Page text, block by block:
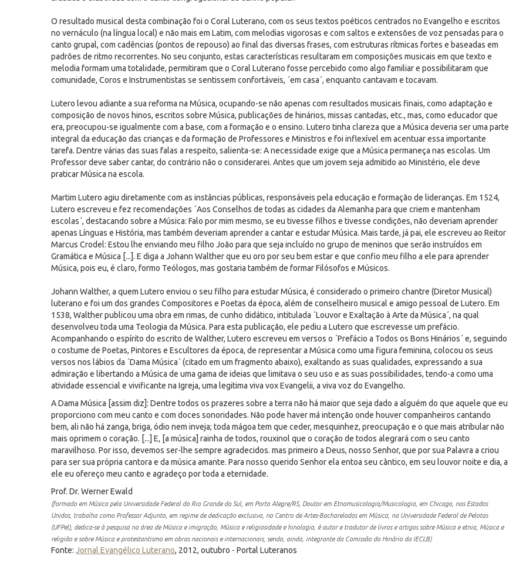
O resultado musical desta combinação foi o Coral Luterano, com os seus textos poéticos centrados no Evangelho e escritos
no vernáculo (na língua local) e não mais em Latim, com melodias vigorosas e com saltos e extensões de voz pensadas para o
canto grupal, com cadências (pontos de repouso) ao final das diversas frases, com estruturas rítmicas fortes e baseadas em
padrões de ritmo recorrentes. No seu conjunto, estas características resultaram em composições musicais em que texto e
melodia formam uma totalidade, permitiram que o Coral Luterano fosse percebido como algo familiar e possibilitaram que
comunidade, Coros e Instrumentistas se sentissem confortáveis, ´em casa´, enquanto cantavam e tocavam.
Lutero levou adiante a sua reforma na Música, ocupando-se não apenas com resultados musicais finais, como adaptação e
composição de novos hinos, escritos sobre Música, publicações de hinários, missas cantadas, etc., mas, como educador que
era, preocupou-se igualmente com a base, com a formação e o ensino. Lutero tinha clareza que a Música deveria ser uma parte
integral da educação das crianças e da formação de Professores e Ministros e foi inflexível em acentuar essa importante
tarefa. Dentre várias das suas falas a respeito, salienta-se: A necessidade exige que a Música permaneça nas escolas. Um
Professor deve saber cantar, do contrário não o considerarei. Antes que um jovem seja admitido ao Ministério, ele deve
praticar Música na escola.
Martim Lutero agiu diretamente com as instâncias públicas, responsáveis pela educação e formação de lideranças. Em 1524,
Lutero escreveu e fez recomendações ´Aos Conselhos de todas as cidades da Alemanha para que criem e mantenham
escolas´, destacando sobre a Música: Falo por mim mesmo, se eu tivesse filhos e tivesse condições, não deveriam aprender
apenas Línguas e História, mas também deveriam aprender a cantar e estudar Música. Mais tarde, já pai, ele escreveu ao Reitor
Marcus Crodel: Estou lhe enviando meu filho João para que seja incluído no grupo de meninos que serão instruídos em
Gramática e Música [...]. E diga a Johann Walther que eu oro por seu bem estar e que confio meu filho a ele para aprender
Música, pois eu, é claro, formo Teólogos, mas gostaria também de formar Filósofos e Músicos.
Johann Walther, a quem Lutero enviou o seu filho para estudar Música, é considerado o primeiro chantre (Diretor Musical)
luterano e foi um dos grandes Compositores e Poetas da época, além de conselheiro musical e amigo pessoal de Lutero. Em
1538, Walther publicou uma obra em rimas, de cunho didático, intitulada ´Louvor e Exaltação à Arte da Música´, na qual
desenvolveu toda uma Teologia da Música. Para esta publicação, ele pediu a Lutero que escrevesse um prefácio.
Acompanhando o espírito do escrito de Walther, Lutero escreveu em versos o ´Prefácio a Todos os Bons Hinários´ e, seguindo
o costume de Poetas, Pintores e Escultores da época, de representar a Música como uma figura feminina, colocou os seus
versos nos lábios da ´Dama Música´ (citado em um fragmento abaixo), exaltando as suas qualidades, expressando a sua
admiração e libertando a Música de uma gama de ideias que limitava o seu uso e as suas possibilidades, tendo-a como uma
atividade essencial e vivificante na Igreja, uma legitima viva vox Evangelii, a viva voz do Evangelho.
A Dama Música [assim diz]: Dentre todos os prazeres sobre a terra não há maior que seja dado a alguém do que aquele que eu
proporciono com meu canto e com doces sonoridades. Não pode haver má intenção onde houver companheiros cantando
bem, ali não há zanga, briga, ódio nem inveja; toda mágoa tem que ceder, mesquinhez, preocupação e o que mais atribular não
mais oprimem o coração. [...] E, [a música] rainha de todos, rouxinol que o coração de todos alegrará com o seu canto
maravilhoso. Por isso, devemos ser-lhe sempre agradecidos. mas primeiro a Deus, nosso Senhor, que por sua Palavra a criou
para ser sua própria cantora e da música amante. Para nosso querido Senhor ela entoa seu cântico, em seu louvor noite e dia, a
ele eu ofereço meu canto e agradeço por toda a eternidade.
Prof. Dr. Werner Ewald
(formado em Música pela Universidade Federal do Rio Grande do Sul, em Porto Alegre/RS, Doutor em Etnomusicologia/Musicologia, em Chicago, nos Estados
Unidos, trabalha como Professor Adjunto, em regime de dedicação exclusiva, no Centro de Artes-Bacharelados em Música, na Universidade Federal de Pelotas
(UFPel), dedica-se à pesquisa na área de Música e imigração, Música e religiosidade e hinologia, é autor e tradutor de livros e artigos sobre Música e etnia, Música e
religião e sobre Música e protestantismo em obras nacionais e internacionais, sendo, ainda, integrante da Comissão do Hinário da IECLB)
Fonte: Jornal Evangélico Luterano, 2012, outubro - Portal Luteranos